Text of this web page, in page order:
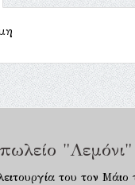
"Λεμόνι"
του τον Μάιο